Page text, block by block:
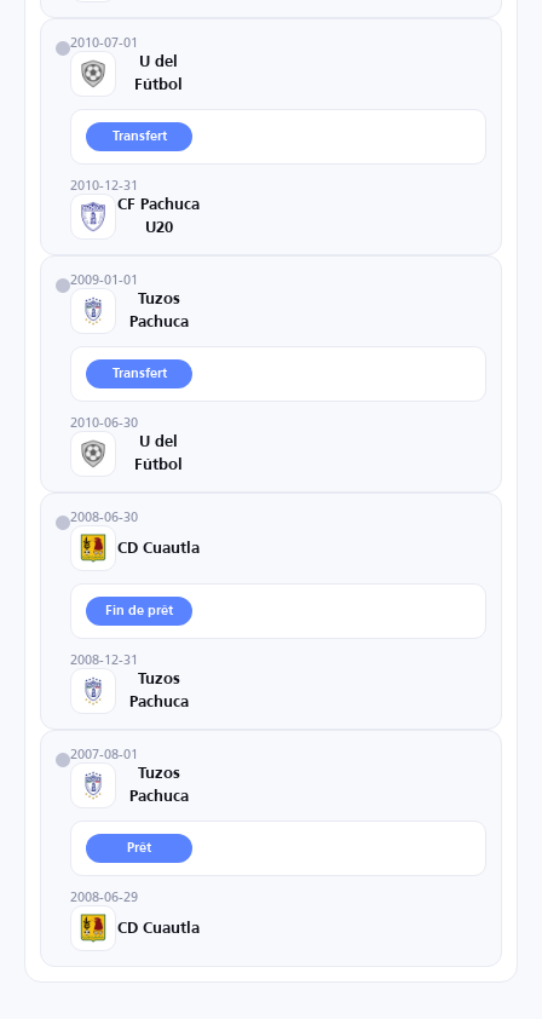
2010-07-01
U del
Fútbol
Transfert
2010-12-31
CF Pachuca
U20
2009-01-01
Tuzos
Pachuca
Transfert
2010-06-30
U del
Fútbol
2008-06-30
CD Cuautla
Fin de prêt
2008-12-31
Tuzos
Pachuca
2007-08-01
Tuzos
Pachuca
Prêt
2008-06-29
CD Cuautla